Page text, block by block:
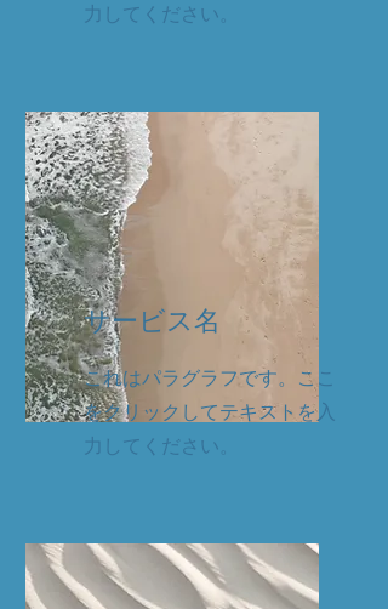
力してください。
サービス名
これはパラグラフです。ここ
をクリックしてテキストを入
力してください。